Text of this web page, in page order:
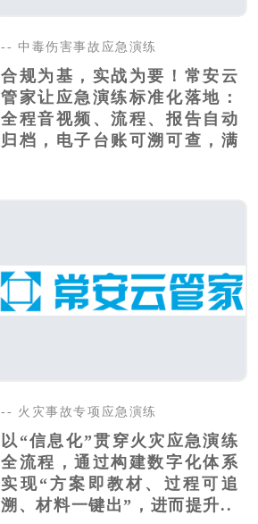
-- 中毒伤害事故应急演练
合规为基，实战为要！常安云
管家让应急演练标准化落地：
全程音视频、流程、报告自动
归档，电子台账可溯可查，满
-- 火灾事故专项应急演练
以“信息化”贯穿火灾应急演练
全流程，通过构建数字化体系
实现“方案即教材、过程可追
溯、材料一键出”，进而提升..